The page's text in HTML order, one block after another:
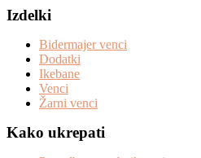
Izdelki
Bidermajer venci
Dodatki
Ikebane
Venci
Žarni venci
Kako ukrepati